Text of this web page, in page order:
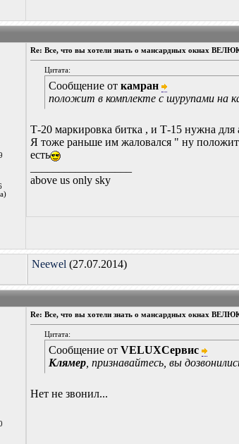
Re: Все, что вы хотели знать о мансардных окнах
Цитата:
Сообщение откамран
положит в комплекте с шурупами на
Т-20 маркировка битка , и Т-15 нужна для
Я тоже раньше им жаловался " ну
есть
above us only sky
Neewel (27.07.2014)
Re: Все, что вы хотели знать о мансардных окнах
Цитата:
Сообщение отVELUXСервис
Клямер , признавайтесь, вы
Нет не звонил...